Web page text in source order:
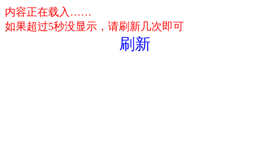
内容正在载入……
如果超过5秒没显示，请刷新几次即可
刷新